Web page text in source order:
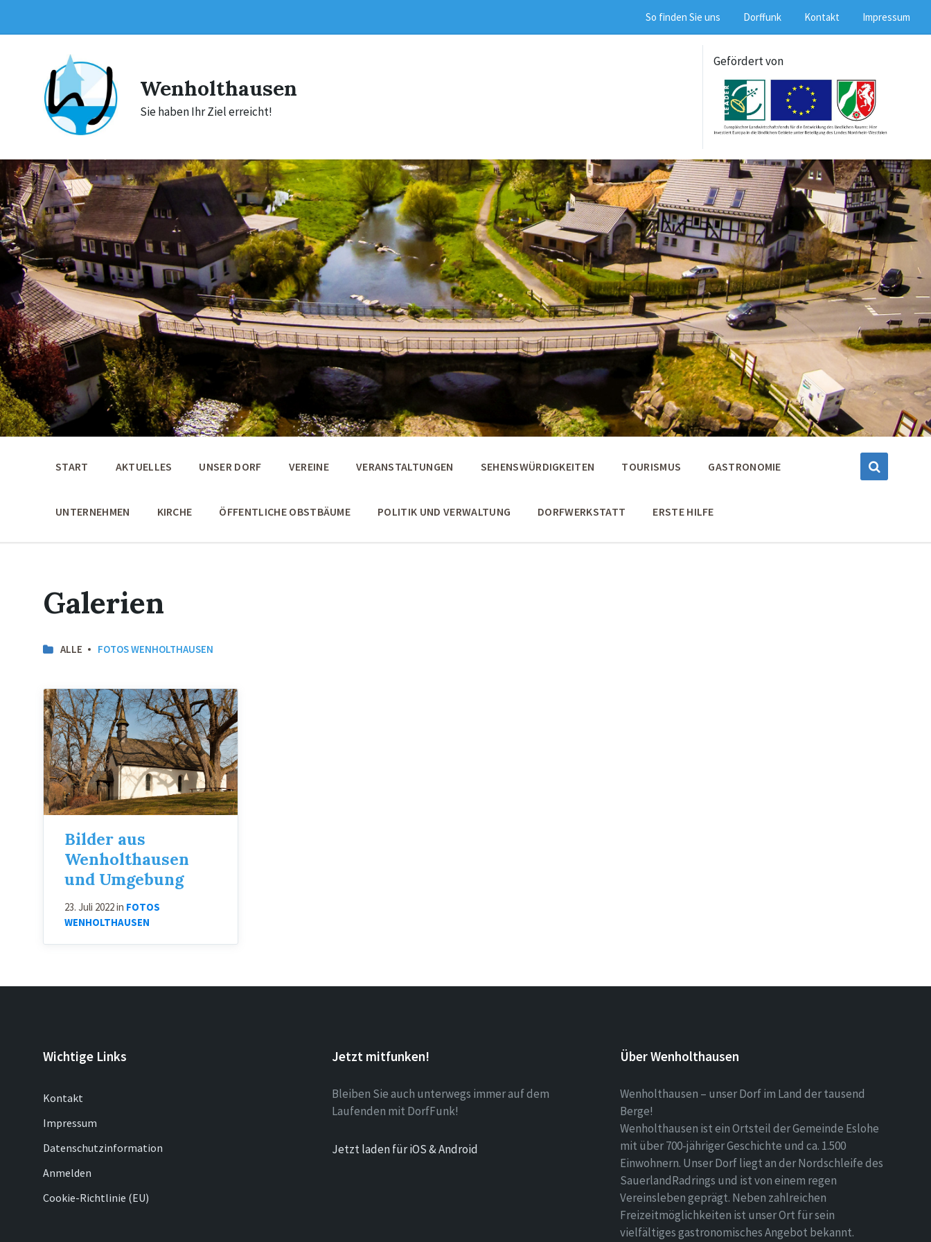
content
main
footer
So finden Sie uns Dorffunk Kontakt Impressum
Wenholthausen
Sie haben Ihr Ziel erreicht!
Gefördert von
START AKTUELLES UNSER DORF VEREINE VERANSTALTUNGEN SEHENSWÜRDIGKEITEN TOURISMUS GASTRONOMIE
UNTERNEHMEN KIRCHE ÖFFENTLICHE OBSTBÄUME POLITIK UND VERWALTUNG DORFWERKSTATT ERSTE HILFE
Galerien
ALLE FOTOS WENHOLTHAUSEN
Bilder aus
Wenholthausen
und Umgebung
23. Juli 2022in FOTOS
WENHOLTHAUSEN
Wichtige Links
Kontakt
Impressum
Datenschutzinformation
Anmelden
Cookie-Richtlinie (EU)
Jetzt mitfunken!
Bleiben Sie auch unterwegs immer auf dem
Laufenden mit DorfFunk!
Jetzt laden für iOS & Android
Über Wenholthausen
Wenholthausen – unser Dorf im Land der tausend
Berge!
Wenholthausen ist ein Ortsteil der Gemeinde Eslohe
mit über 700-jähriger Geschichte und ca. 1.500
Einwohnern. Unser Dorf liegt an der Nordschleife des
SauerlandRadrings und ist von einem regen
Vereinsleben geprägt. Neben zahlreichen
Freizeitmöglichkeiten ist unser Ort für sein
vielfältiges gastronomisches Angebot bekannt.